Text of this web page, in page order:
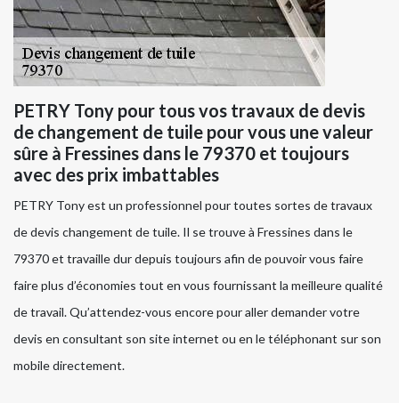
PETRY Tony pour tous vos travaux de devis
de changement de tuile pour vous une valeur
sûre à Fressines dans le 79370 et toujours
avec des prix imbattables
PETRY Tony est un professionnel pour toutes sortes de travaux
de devis changement de tuile. Il se trouve à Fressines dans le
79370 et travaille dur depuis toujours afin de pouvoir vous faire
faire plus d’économies tout en vous fournissant la meilleure qualité
de travail. Qu’attendez-vous encore pour aller demander votre
devis en consultant son site internet ou en le téléphonant sur son
mobile directement.